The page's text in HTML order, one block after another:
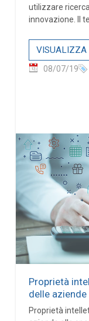
utilizzare
innovazione. Il
VISUALIZZA
08/07/19
Proprietà
delle
Proprietà